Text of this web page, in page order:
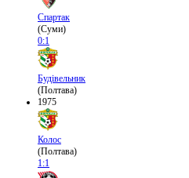
Спартак
(Суми)
0:1
Будівельник
(Полтава)
1975
Колос
(Полтава)
1:1